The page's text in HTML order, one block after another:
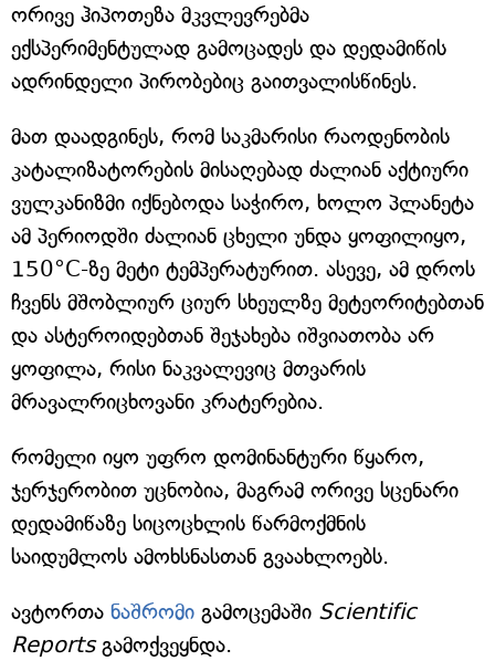
ორივე ჰიპოთეზა მკვლევრებმა
ექსპერიმენტულად გამოცადეს და დედამიწის
ადრინდელი პირობებიც გაითვალისწინეს.
მათ დაადგინეს, რომ საკმარისი რაოდენობის
კატალიზატორების მისაღებად ძალიან აქტიური
ვულკანიზმი იქნებოდა საჭირო, ხოლო პლანეტა
ამ პერიოდში ძალიან ცხელი უნდა ყოფილიყო,
150°C-ზე მეტი ტემპერატურით. ასევე, ამ დროს
ჩვენს მშობლიურ ციურ სხეულზე მეტეორიტებთან
და ასტეროიდებთან შეჯახება იშვიათობა არ
ყოფილა, რისი ნაკვალევიც მთვარის
მრავალრიცხოვანი კრატერებია.
რომელი იყო უფრო დომინანტური წყარო,
ჯერჯერობით უცნობია, მაგრამ ორივე სცენარი
დედამიწაზე სიცოცხლის წარმოქმნის
საიდუმლოს ამოხსნასთან გვაახლოებს.
ავტორთა ნაშრომი გამოცემაში Scientific
Reportsგამოქვეყნდა.